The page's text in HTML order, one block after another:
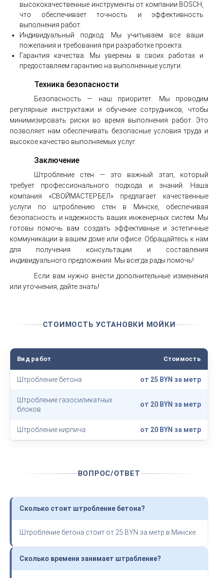
высококачественные инструменты от компании BOSCH,
что обеспечивает точность и эффективность
выполнения работ.
Индивидуальный подход: Мы учитываем все ваши
пожелания и требования при разработке проекта.
Гарантия качества: Мы уверены в своих работах и
предоставляем гарантию на выполненные услуги.
Техника безопасности
Безопасность — наш приоритет. Мы проводим
регулярные инструктажи и обучение сотрудников, чтобы
минимизировать риски во время выполнения работ. Это
позволяет нам обеспечивать безопасные условия труда и
высокое качество выполняемых услуг.
Заключение
Штробление стен — это важный этап, который
требует профессионального подхода и знаний. Наша
компания «СВОЙМАСТЕР.БЕЛ» предлагает качественные
услуги по штроблению стен в Минске, обеспечивая
безопасность и надежность ваших инженерных систем. Мы
готовы помочь вам создать эффективные и эстетичные
коммуникации в вашем доме или офисе. Обращайтесь к нам
для получения консультации и составления
индивидуального предложения. Мы всегда рады помочь!
Если вам нужно внести дополнительные изменения
или уточнения, дайте знать!
СТОИМОСТЬ УСТАНОВКИ МОЙКИ
Вид работ Стоимость
Штробление бетона от 25 BYN за метр
Штробление газосиликатных
блоков
от 20 BYN за метр
Штробление кирпича от 20 BYN за метр
ВОПРОС/ОТВЕТ
Сколько стоит штробление бетона?
Штробление бетона стоит от 25 BYN за метр в Минске.
Сколько времени занимает штрабление?